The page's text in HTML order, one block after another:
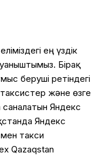
ең үздік
Бірақ
беруші ретіндегі
және өзге
Яндекс
Яндекс
такси
Qazaqstan